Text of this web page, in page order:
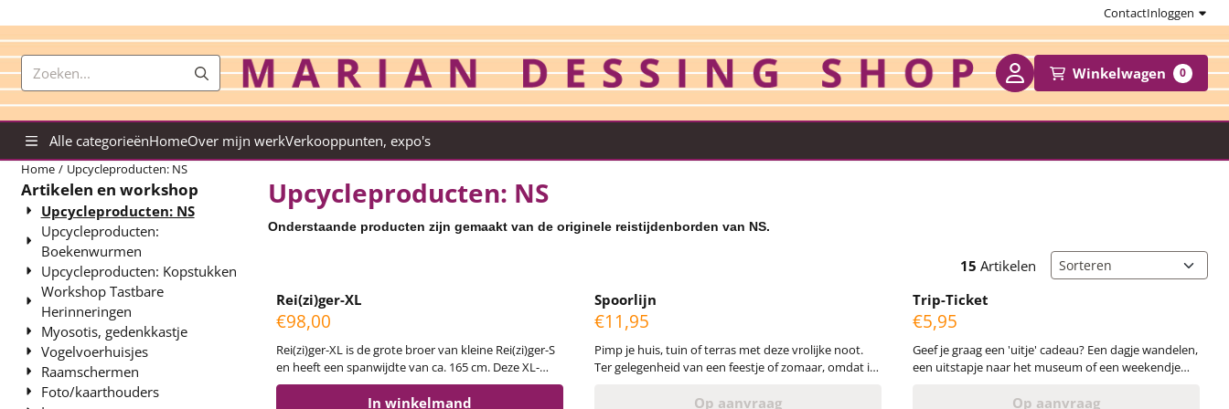
ContactInloggen
Zoeken Winkelwagen 0
Alle categorieënHomeOver mijn werkVerkooppunten, expo's
Home / Upcycleproducten: NS
Artikelen en workshop
Upcycleproducten: NS
Upcycleproducten:
Boekenwurmen
Upcycleproducten: Kopstukken
Workshop Tastbare
Herinneringen
Myosotis, gedenkkastje
Vogelvoerhuisjes
Raamschermen
Foto/kaarthouders
Upcycleproducten: NS
Onderstaande producten zijn gemaakt van de originele reistijdenborden van NS.
15 Artikelen Sorteermethode
Rei(zi)ger-XL
Prijs: 98,00
€98,00
Rei(zi)ger-XL is de grote broer van kleine Rei(zi)ger-S
en heeft een spanwijdte van ca. 165 cm. Deze XL-
versie is in een kleine oplage gemaakt. Het materiaal
ís geschikt voor buiten, maar binnen ophangen is
In winkelmand
Spoorlijn
Prijs: 11,95
€11,95
Pimp je huis, tuin of terras met deze vrolijke noot.
Ter gelegenheid van een feestje of zomaar, omdat ie
dunne(!) reisinformatieborden van treinstations.
Op aanvraag
Trip-Ticket
Prijs: 5,95
€5,95
Geef je graag een 'uitje' cadeau? Een dagje wandelen,
een uitstapje naar het museum of een weekendje
uitnodiging op de onbeschreven kaartjes. Je kunt er
Op aanvraag